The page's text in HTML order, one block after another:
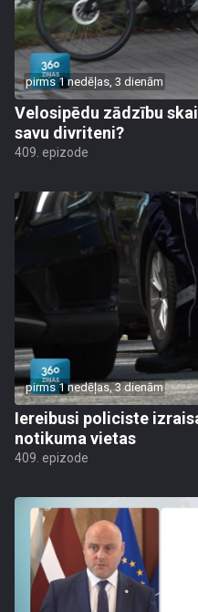
pirms 1 nedēļas, 3 dienām
Velosipēdu zādzību
savu divriteni?
409. epizode
pirms 1 nedēļas, 3 dienām
Iereibusi policiste
notikuma vietas
409. epizode